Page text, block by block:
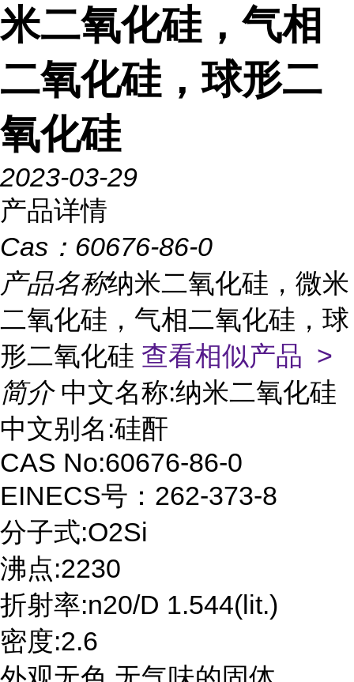
米二氧化硅，气相
二氧化硅，球形二
氧化硅
2023-03-29
产品详情
Cas： 60676-86-0
产品名称纳米二氧化硅，微米
二氧化硅，气相二氧化硅，球
形二氧化硅 查看相似产品 >
简介 中文名称:纳米二氧化硅
中文别名:硅酐
CAS No:60676-86-0
EINECS号：262-373-8
分子式:O2Si
沸点:2230
折射率:n20/D 1.544(lit.)
密度:2.6